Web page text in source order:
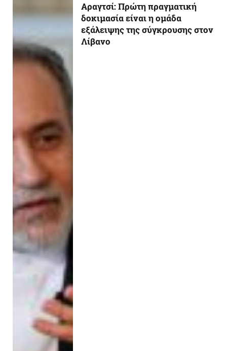
Αραγτσί: Πρώτη πραγματική
δοκιμασία είναι η ομάδα
εξάλειψης της σύγκρουσης στον
Λίβανο